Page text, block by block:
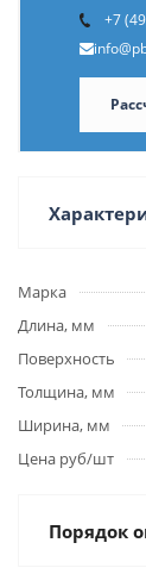
+7
Марка
Длина, мм
Поверхность
Толщина, мм
Ширина, мм
Цена руб/шт
Порядок